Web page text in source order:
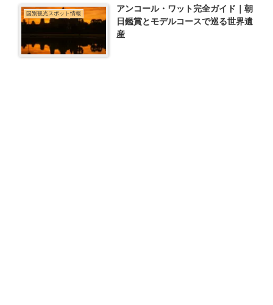
国別観光スポット情報
アンコール・ワット完全ガイド｜朝
日鑑賞とモデルコースで巡る世界遺
産